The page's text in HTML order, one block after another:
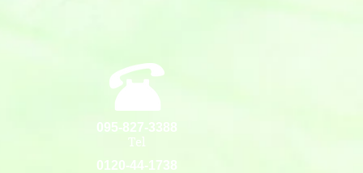
095-827-3388
Tel
0120-44-1738